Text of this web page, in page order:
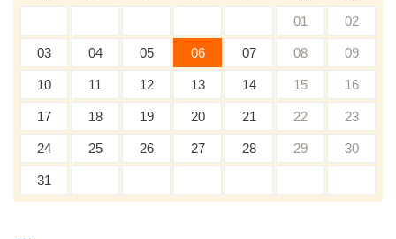
01 02
03 04 05 06 07 08 09
10 11 12 13 14 15 16
17 18 19 20 21 22 23
24 25 26 27 28 29 30
31